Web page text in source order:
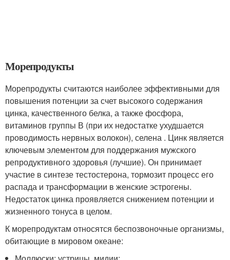
Морепродукты
Морепродукты считаются наиболее эффективными для
повышения потенции за счет высокого содержания
цинка, качественного белка, а также фосфора,
витаминов группы В (при их недостатке ухудшается
проводимость нервных волокон), селена . Цинк является
ключевым элементом для поддержания мужского
репродуктивного здоровья (лучшие). Он принимает
участие в синтезе тестостерона, тормозит процесс его
распада и трансформации в женские эстрогены.
Недостаток цинка проявляется снижением потенции и
жизненного тонуса в целом.
К морепродуктам относятся беспозвоночные организмы,
обитающие в мировом океане: